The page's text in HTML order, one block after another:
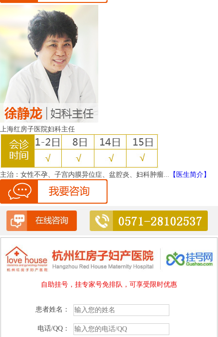
上海红房子医院妇科主任
主治： 女性不孕、子宫内膜异位症、盆腔炎、妇科肿瘤... 【医生简介】
自助挂号，挂专家号免排队，可享受限时优惠
患者姓名：
电话/QQ：